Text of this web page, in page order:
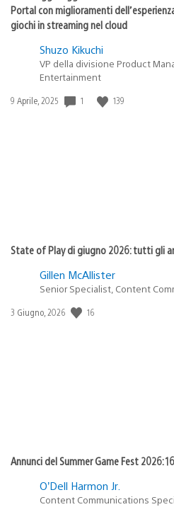
Portal con miglioramenti
giochi in streaming nel cloud
Shuzo Kikuchi
VP della divisione Product
Entertainment
Data
9 Aprile, 2025 1 139
State of Play di giugno 2026: tutti gli
Gillen McAllister
Senior Specialist, Content
Data
3 Giugno, 2026 16
Annunci del Summer Game Fest 2026:
O’Dell Harmon Jr.
Content Communications